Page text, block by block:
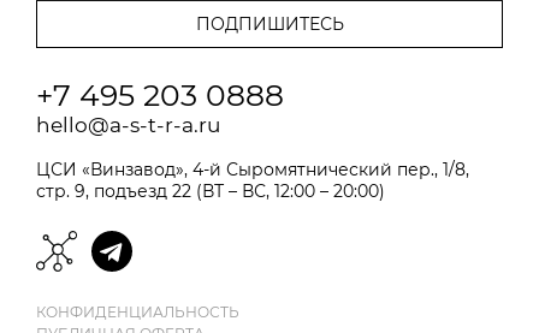
+7 495 203 0888
hello@a-s-t-r-a.ru
ЦСИ «Винзавод», 4-й Сыромятнический пер., 1/8,
стр. 9, подъезд 22 (ВТ – ВС, 12:00 – 20:00)
КОНФИДЕНЦИАЛЬНОСТЬ